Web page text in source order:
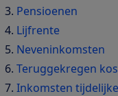
Pensioenen
Lijfrente
Neveninkomsten
Teruggekregen
Inkomsten